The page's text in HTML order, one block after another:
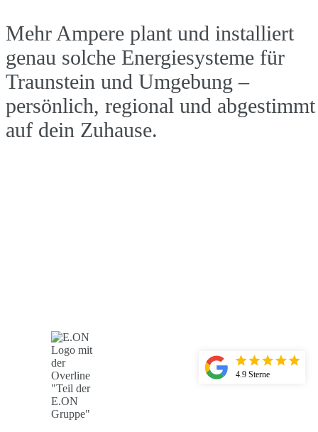
Mehr Ampere plant und installiert
genau solche Energiesysteme für
Traunstein und Umgebung –
persönlich, regional und abgestimmt
auf dein Zuhause.
4.9 Sterne